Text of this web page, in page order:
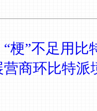
梗”不足用
商环比特派